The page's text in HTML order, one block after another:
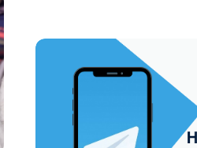
https://t.me/minskctvby